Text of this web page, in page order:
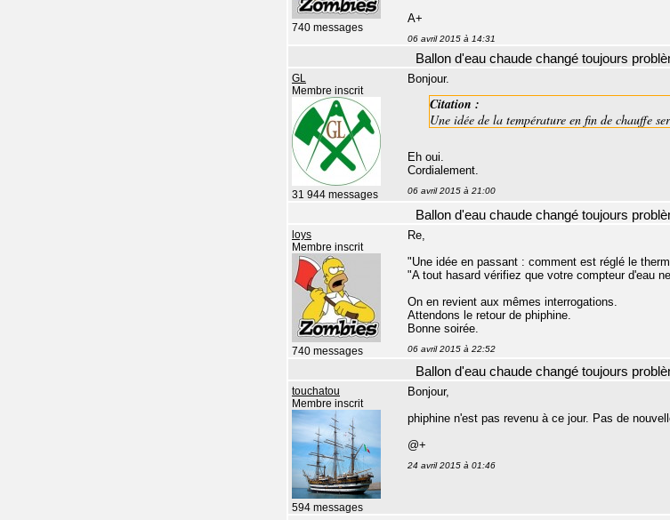
740 messages
A+
06 avril 2015 à 14:31
Ballon d'eau chaude changé toujours
GL
Membre inscrit
31 944 messages
Bonjour.
Citation :
Une idée de la température en fin de chauffe
Eh oui.
Cordialement.
06 avril 2015 à 21:00
Ballon d'eau chaude changé toujours
loys
Membre inscrit
740 messages
Re,
"Une idée en passant : comment est réglé le
"A tout hasard vérifiez que votre compteur d'eau
On en revient aux mêmes interrogations.
Attendons le retour de phiphine.
Bonne soirée.
06 avril 2015 à 22:52
Ballon d'eau chaude changé toujours
touchatou
Membre inscrit
594 messages
Bonjour,
phiphine n'est pas revenu à ce jour. Pas de
@+
24 avril 2015 à 01:46